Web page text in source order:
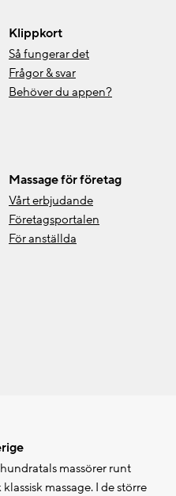
Klippkort
Så fungerar det
Frågor & svar
Behöver du appen?
Massage för företag
Vårt erbjudande
Företagsportalen
För anställda
massörer runt
massage. I de större